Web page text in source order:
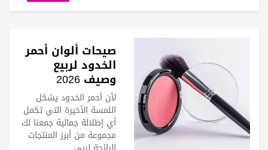
صيحات ألوان أحمر
الخدود لربيع
وصيف 2026
لأن أحمر الخدود يشكل
اللمسة الأخيرة التي تكمل
أي إطلالة جمالية جمعنا لك
مجموعة من أبرز المنتجات